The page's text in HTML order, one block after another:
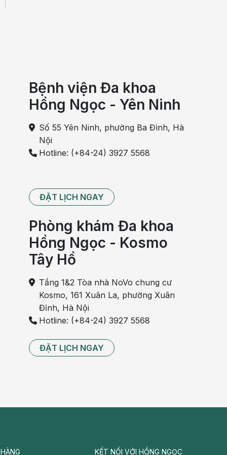
Bệnh viện Đa khoa
Hồng Ngọc - Yên Ninh
Số 55 Yên Ninh, phường Ba Đình, Hà
Nội
Hotline: (+84-24) 3927 5568
ĐẶT LỊCH NGAY
Phòng khám Đa khoa
Hồng Ngọc - Kosmo
Tây Hồ
Tầng 1&2 Tòa nhà NoVo chung cư
Kosmo, 161 Xuân La, phường Xuân
Đỉnh, Hà Nội
Hotline: (+84-24) 3927 5568
ĐẶT LỊCH NGAY
KẾT NỐI VỚI HỒNG NGỌC